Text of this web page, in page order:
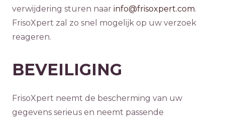
verwijdering sturen naar info@frisoxpert.com.
FrisoXpert zal zo snel mogelijk op uw verzoek
reageren.
BEVEILIGING
FrisoXpert neemt de bescherming van uw
gegevens serieus en neemt passende